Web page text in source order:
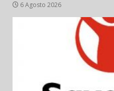
6 Agosto 2026